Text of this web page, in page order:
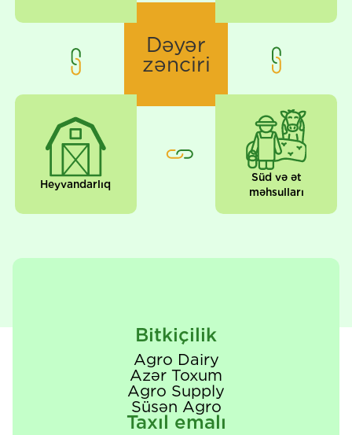
Dəyər
zənciri
Heyvandarlıq
Süd və ət
məhsulları
Bitkiçilik
Agro Dairy
Azər Toxum
Agro Supply
Süsən Agro
Taxıl emalı